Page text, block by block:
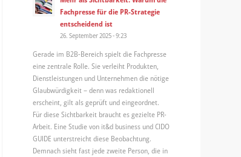
Fachpresse für die PR-Strategie
entscheidend ist
26. September 2025 - 9:23
Gerade im B2B-Bereich spielt die Fachpresse
eine zentrale Rolle. Sie verleiht Produkten,
Dienstleistungen und Unternehmen die nötige
Glaubwürdigkeit – denn was redaktionell
erscheint, gilt als geprüft und eingeordnet.
Für diese Sichtbarkeit braucht es gezielte PR-
Arbeit. Eine Studie von it&d business und CIDO
GUIDE unterstreicht diese Beobachtung.
Demnach sieht fast jede zweite Person, die in